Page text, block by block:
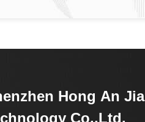
Hong An Jia
Co.,Ltd.